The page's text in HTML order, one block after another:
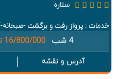
ستاره
خدمات : پرواز رفت و برگشت -صبحانه-7 شب اقامت
4 شب 16/800/000 تومان
آدرس و نقشه